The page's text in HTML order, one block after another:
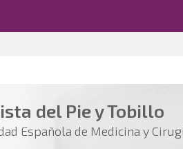
del Pie y Tobillo
Española de Medicina y